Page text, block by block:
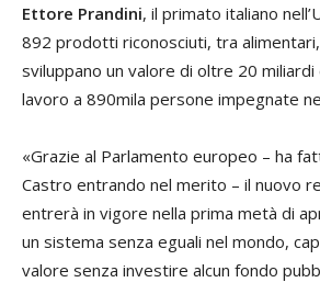
Ettore Prandini, il primato italiano
892 prodotti riconosciuti, tra
sviluppano un valore di oltre 20 miliardi
lavoro a 890mila persone impegnate
«Grazie al Parlamento europeo – ha
Castro entrando nel merito – il nuovo
entrerà in vigore nella prima metà di
un sistema senza eguali nel mondo,
valore senza investire alcun fondo